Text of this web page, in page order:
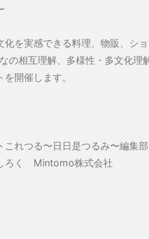
化を実感できる料理、物販、シ
の相互理解、多様性・多文化理
開催します。
れつる〜日日是つるみ〜編集部
ろく Mintomo株式会社